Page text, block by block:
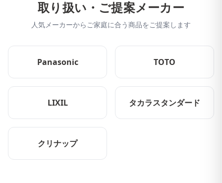
取り扱い・ご提案メーカー
人気メーカーからご家庭に合う商品をご提案します
Panasonic TOTO
LIXIL タカラスタンダード
クリナップ